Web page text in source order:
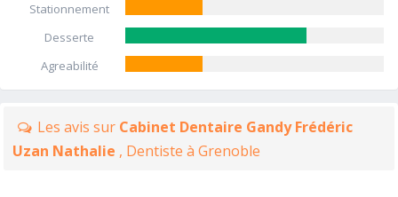
Stationnement
Desserte
Agreabilité
Les avis sur Cabinet Dentaire Gandy Frédéric
Uzan Nathalie , Dentiste à Grenoble